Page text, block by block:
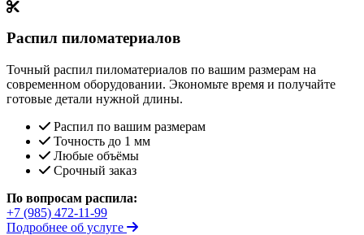
Распил пиломатериалов
Точный распил пиломатериалов по вашим размерам на
современном оборудовании. Экономьте время и получайте
готовые детали нужной длины.
Распил по вашим размерам
Точность до 1 мм
Любые объёмы
Срочный заказ
По вопросам распила:
+7 (985) 472-11-99
Подробнее об услуге